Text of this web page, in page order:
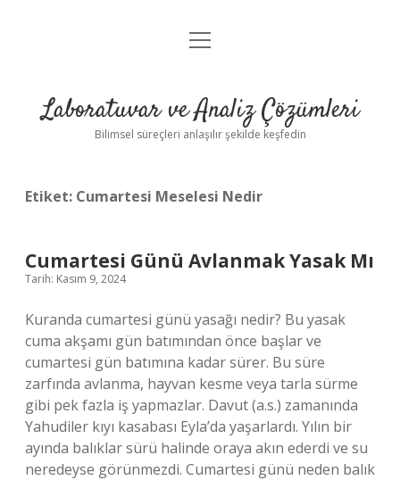
Anasayfa
Yasal Uyarı
menüyü
Laboratuvar ve Analiz Çözümleri
Bilimsel süreçleri anlaşılır şekilde keşfedin
Etiket: Cumartesi Meselesi Nedir
Cumartesi Günü Avlanmak Yasak Mı
Tarih: Kasım 9, 2024
Kuranda cumartesi günü yasağı nedir? Bu yasak
cuma akşamı gün batımından önce başlar ve
cumartesi gün batımına kadar sürer. Bu süre
zarfında avlanma, hayvan kesme veya tarla sürme
gibi pek fazla iş yapmazlar. Davut (a.s.) zamanında
Yahudiler kıyı kasabası Eyla’da yaşarlardı. Yılın bir
ayında balıklar sürü halinde oraya akın ederdi ve su
neredeyse görünmezdi. Cumartesi günü neden balık